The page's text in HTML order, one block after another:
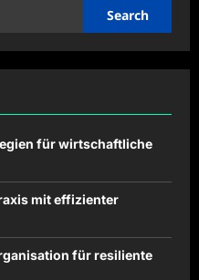
für wirtschaftliche
mit effizienter
für resiliente